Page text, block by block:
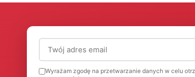
Adres email (wymagany)
Wyrażam zgodę na przetwarzanie danych w celu